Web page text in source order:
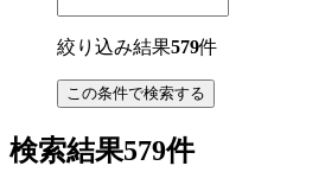
絞り込み結果579件
検索結果579件